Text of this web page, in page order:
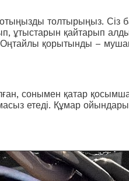
толтырыңыз. Сіз
ұтыстарын қайтарып
Оңтайлы қорытынды –
сонымен қатар қосымша
етеді. Құмар